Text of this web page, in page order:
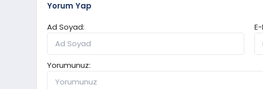
Yorum Yap
Ad Soyad:
Yorumunuz: